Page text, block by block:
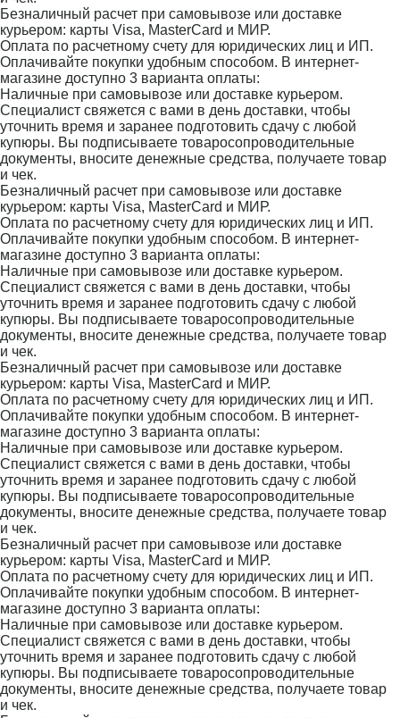
Безналичный расчет при самовывозе или доставке
курьером: карты Visa, MasterCard и МИР.
Оплата по расчетному счету для юридических лиц и ИП.
Оплачивайте покупки удобным способом. В интернет-
магазине доступно 3 варианта оплаты:
Наличные при самовывозе или доставке курьером.
Специалист свяжется с вами в день доставки, чтобы
уточнить время и заранее подготовить сдачу с любой
купюры. Вы подписываете товаросопроводительные
документы, вносите денежные средства, получаете товар
и чек.
Безналичный расчет при самовывозе или доставке
курьером: карты Visa, MasterCard и МИР.
Оплата по расчетному счету для юридических лиц и ИП.
Оплачивайте покупки удобным способом. В интернет-
магазине доступно 3 варианта оплаты:
Наличные при самовывозе или доставке курьером.
Специалист свяжется с вами в день доставки, чтобы
уточнить время и заранее подготовить сдачу с любой
купюры. Вы подписываете товаросопроводительные
документы, вносите денежные средства, получаете товар
и чек.
Безналичный расчет при самовывозе или доставке
курьером: карты Visa, MasterCard и МИР.
Оплата по расчетному счету для юридических лиц и ИП.
Оплачивайте покупки удобным способом. В интернет-
магазине доступно 3 варианта оплаты:
Наличные при самовывозе или доставке курьером.
Специалист свяжется с вами в день доставки, чтобы
уточнить время и заранее подготовить сдачу с любой
купюры. Вы подписываете товаросопроводительные
документы, вносите денежные средства, получаете товар
и чек.
Безналичный расчет при самовывозе или доставке
курьером: карты Visa, MasterCard и МИР.
Оплата по расчетному счету для юридических лиц и ИП.
Оплачивайте покупки удобным способом. В интернет-
магазине доступно 3 варианта оплаты:
Наличные при самовывозе или доставке курьером.
Специалист свяжется с вами в день доставки, чтобы
уточнить время и заранее подготовить сдачу с любой
купюры. Вы подписываете товаросопроводительные
документы, вносите денежные средства, получаете товар
и чек.